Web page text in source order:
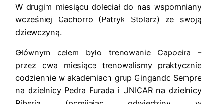
W drugim miesiącu doleciał do nas wspomniany
wcześniej Cachorro (Patryk Stolarz) ze swoją
dziewczyną.
Głównym celem było trenowanie Capoeira –
przez dwa miesiące trenowaliśmy praktycznie
codziennie w akademiach grup Gingando Sempre
na dzielnicy Pedra Furada i UNICAR na dzielnicy